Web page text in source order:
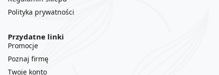
Polityka prywatności
Przydatne linki
Promocje
Poznaj firmę
Twoje konto